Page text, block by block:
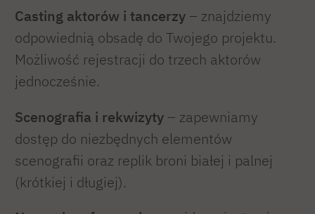
Casting aktorów i tancerzy – znajdziemy
odpowiednią obsadę do Twojego projektu.
Możliwość rejestracji do trzech aktorów
jednocześnie.
Scenografia i rekwizyty – zapewniamy
dostęp do niezbędnych elementów
scenografii oraz replik broni białej i palnej
(krótkiej i długiej).